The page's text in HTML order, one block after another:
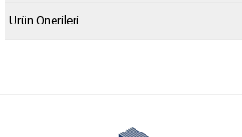
Ürün Önerileri